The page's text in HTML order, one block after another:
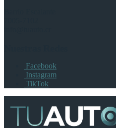
Facebook
Instagram
TikTok